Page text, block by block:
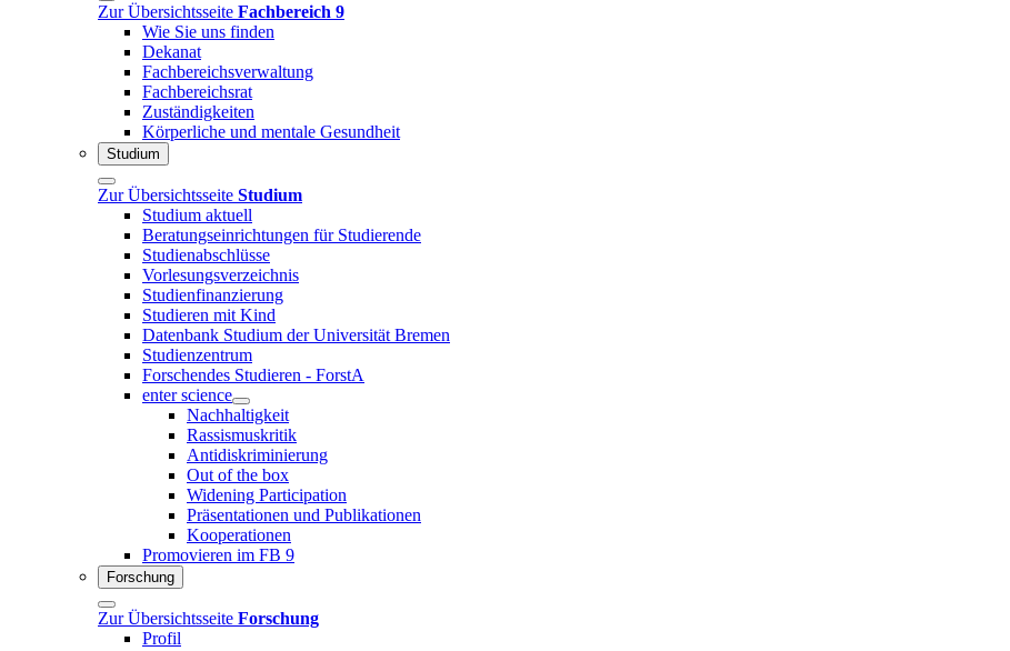
Zur Übersichtsseite Fachbereich 9
Wie Sie uns finden
Dekanat
Fachbereichsverwaltung
Fachbereichsrat
Zuständigkeiten
Körperliche und mentale Gesundheit
Studium
Zur Übersichtsseite Studium
Studium aktuell
Beratungseinrichtungen für Studierende
Studienabschlüsse
Vorlesungsverzeichnis
Studienfinanzierung
Studieren mit Kind
Datenbank Studium der Universität Bremen
Studienzentrum
Forschendes Studieren - ForstA
enter science
Nachhaltigkeit
Rassismuskritik
Antidiskriminierung
Out of the box
Widening Participation
Präsentationen und Publikationen
Kooperationen
Promovieren im FB 9
Forschung
Zur Übersichtsseite Forschung
Profil